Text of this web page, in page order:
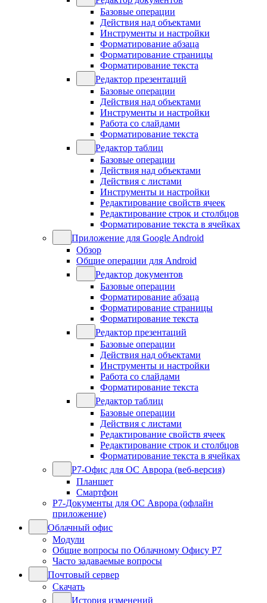
Базовые операции
Действия над объектами
Инструменты и настройки
Форматирование абзаца
Форматирование страницы
Форматирование текста
Редактор презентаций
Базовые операции
Действия над объектами
Инструменты и настройки
Работа со слайдами
Форматирование текста
Редактор таблиц
Базовые операции
Действия над объектами
Действия с листами
Инструменты и настройки
Редактирование свойств ячеек
Редактирование строк и столбцов
Форматирование текста в ячейках
Приложение для Google Android
Обзор
Общие операции для Android
Редактор документов
Базовые операции
Форматирование абзаца
Форматирование страницы
Форматирование текста
Редактор презентаций
Базовые операции
Действия над объектами
Инструменты и настройки
Работа со слайдами
Форматирование текста
Редактор таблиц
Базовые операции
Действия с листами
Редактирование свойств ячеек
Редактирование строк и столбцов
Форматирование текста в ячейках
Р7-Офис для ОС Аврора (веб-версия)
Планшет
Смартфон
Р7-Документы для ОС Аврора (офлайн
приложение)
Облачный офис
Модули
Общие вопросы по Облачному Офису Р7
Часто задаваемые вопросы
Почтовый сервер
Скачать
История изменений